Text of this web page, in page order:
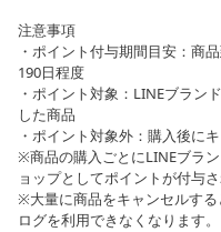
注意事項
・ポイント付与期間目安：商
190日程度
・ポイント対象：LINEブラン
した商品
・ポイント対象外：購入後に
※商品の購入ごとにLINEブラ
ョップとしてポイントが付与さ
※大量に商品をキャンセルす
ログを利用できなくなります。